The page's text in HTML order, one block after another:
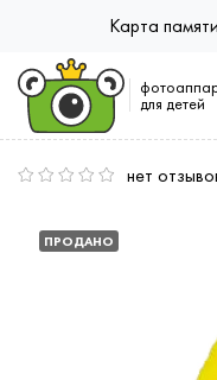
Карта
для детей
нет
ПРОДАНО